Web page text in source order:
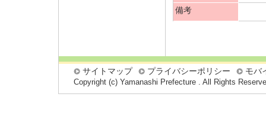
備考
サイトマップ プライバシーポリシー モバ
Copyright (c) Yamanashi Prefecture . All Rights